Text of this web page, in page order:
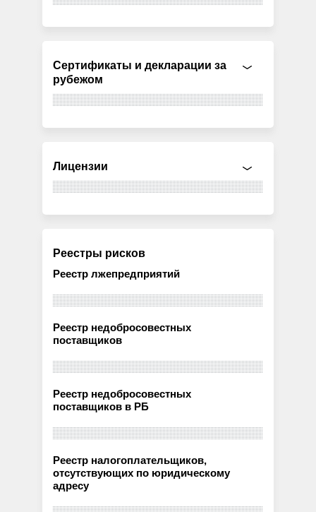
Сертификаты и декларации за
рубежом
Лицензии
Реестры рисков
Реестр лжепредприятий
Реестр недобросовестных
поставщиков
Реестр недобросовестных
поставщиков в РБ
Реестр налогоплательщиков,
отсутствующих по юридическому
адресу